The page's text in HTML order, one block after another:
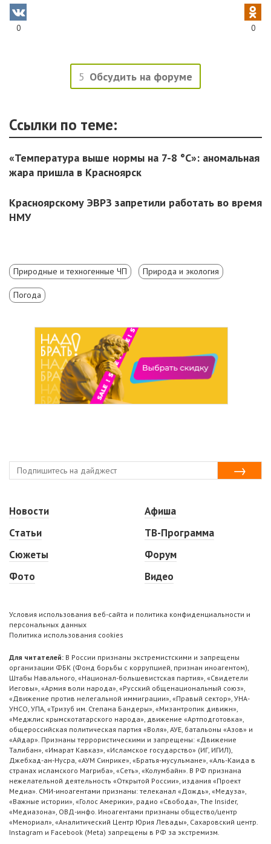
0 0
5 Обсудить на форуме
Ссылки по теме:
«Температура выше нормы на 7-8 °C»: аномальная
жара пришла в Красноярск
Красноярскому ЭВРЗ запретили работать во время
НМУ
Природные и техногенные ЧП Природа и экология
Погода
Новости
Статьи
Сюжеты
Фото
Афиша
ТВ-Программа
Форум
Видео
Условия использования веб-сайта и политика конфиденциальности и
персональных данных
Политика использования cookies
Для читателей: В России признаны экстремистскими и запрещены
организации ФБК (Фонд борьбы с коррупцией, признан иноагентом),
Штабы Навального, «Национал-большевистская партия», «Свидетели
Иеговы», «Армия воли народа», «Русский общенациональный союз»,
«Движение против нелегальной иммиграции», «Правый сектор», УНА-
УНСО, УПА, «Тризуб им. Степана Бандеры», «Мизантропик дивижн»,
«Меджлис крымскотатарского народа», движение «Артподготовка»,
общероссийская политическая партия «Воля», АУЕ, батальоны «Азов» и
«Айдар». Признаны террористическими и запрещены: «Движение
Талибан», «Имарат Кавказ», «Исламское государство» (ИГ, ИГИЛ),
Джебхад-ан-Нусра, «АУМ Синрике», «Братья-мусульмане», «Аль-Каида в
странах исламского Магриба», «Сеть», «Колумбайн». В РФ признана
нежелательной деятельность «Открытой России», издания «Проект
Медиа». СМИ-иноагентами признаны: телеканал «Дождь», «Медуза»,
«Важные истории», «Голос Америки», радио «Свобода», The Insider,
«Медиазона», ОВД-инфо. Иноагентами признаны общество/центр
«Мемориал», «Аналитический Центр Юрия Левады», Сахаровский центр.
Instagram и Facebook (Metа) запрещены в РФ за экстремизм.